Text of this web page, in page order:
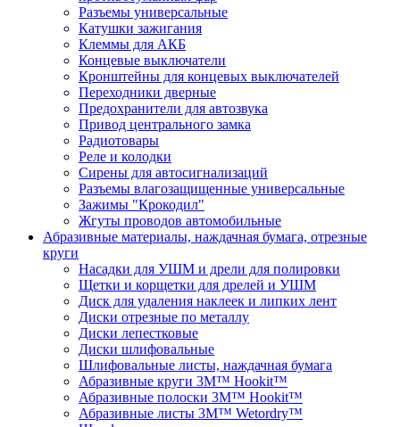
Разъемы универсальные
Катушки зажигания
Клеммы для АКБ
Концевые выключатели
Кронштейны для концевых выключателей
Переходники дверные
Предохранители для автозвука
Привод центрального замка
Радиотовары
Реле и колодки
Сирены для автосигнализаций
Разъемы влагозащищенные универсальные
Зажимы "Крокодил"
Жгуты проводов автомобильные
Абразивные материалы, наждачная бумага, отрезные
круги
Насадки для УШМ и дрели для полировки
Щетки и корщетки для дрелей и УШМ
Диск для удаления наклеек и липких лент
Диски отрезные по металлу
Диски лепестковые
Диски шлифовальные
Шлифовальные листы, наждачная бумага
Абразивные круги 3M™ Hookit™
Абразивные полоски 3M™ Hookit™
Абразивные листы 3M™ Wetordry™